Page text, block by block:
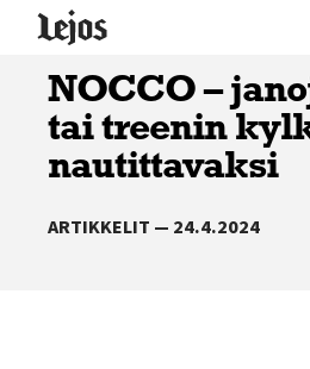
Siirry sisältöön
NOCCO –
tai treenin
nautittavaksi
ARTIKKELIT — 24.4.2024